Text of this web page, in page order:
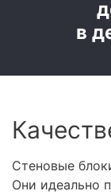
в
Стеновые
Они идеально